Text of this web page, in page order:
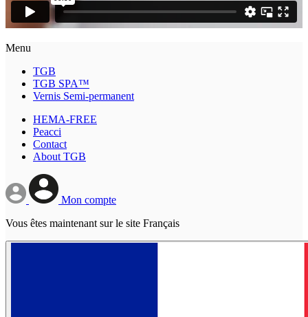
Menu
TGB
TGB SPA™
Vernis Semi-permanent
HEMA-FREE
Peacci
Contact
About TGB
Mon compte
Vous êtes maintenant sur le site Français